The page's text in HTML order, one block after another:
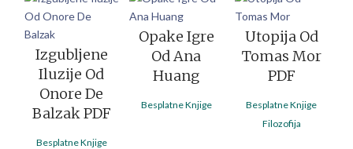
Izgubljene
Iluzije Od
Onore De
Balzak PDF
Besplatne Knjige
Opake Igre
Od Ana
Huang
Besplatne Knjige
Utopija Od
Tomas Mor
PDF
Besplatne Knjige
Filozofija